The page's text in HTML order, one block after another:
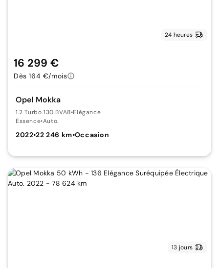
24 heures
Opel Mokka
1.2 Turbo 130 BVA8•Elégance
Essence•Auto.
2022•22 246 km•Occasion
16 299 €
Dès 164 €/mois
13 jours